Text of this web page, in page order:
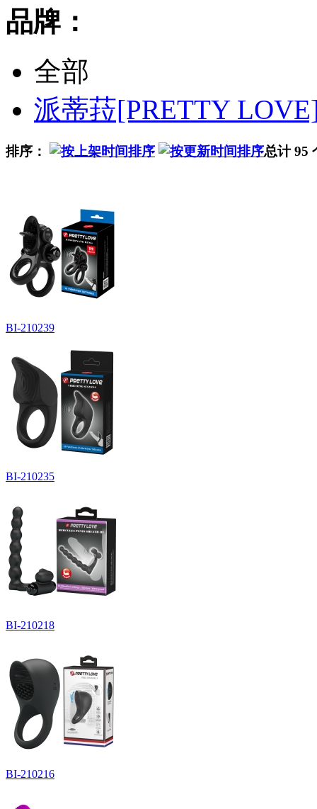
品牌：
全部
派蒂菈[PRETTY
排序： 总计 95
BI-210239
BI-210235
BI-210218
BI-210216